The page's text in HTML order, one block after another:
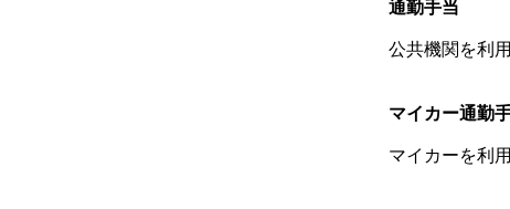
通勤手当
公共機関を利
マイカー通勤
マイカーを利